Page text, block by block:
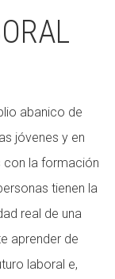
abanico de
jóvenes y en
con la formación
tienen la
real de una
aprender de
laboral e,